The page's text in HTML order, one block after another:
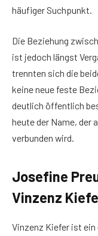
häufiger Suchpunkt.
Die Beziehung
ist jedoch längst
trennten sich die
keine neue feste
deutlich öffentlich
heute der Name, der
verbunden wird.
Josefine
Vinzenz
Vinzenz Kiefer ist ein